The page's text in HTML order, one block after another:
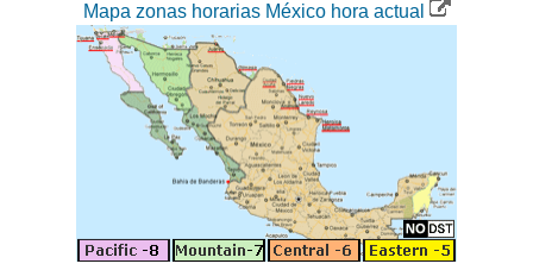
Mapa zonas horarias México hora actual